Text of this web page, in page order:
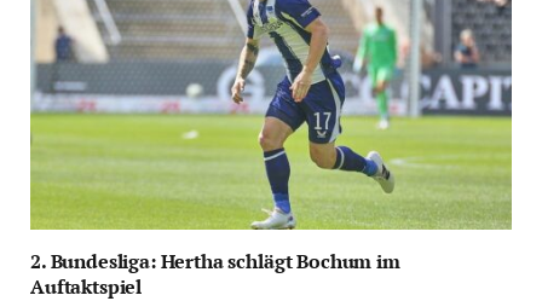
2. Bundesliga: Hertha schlägt Bochum im
Auftaktspiel